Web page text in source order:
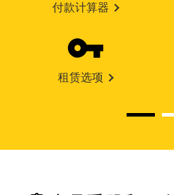
付款计算器
租赁选项